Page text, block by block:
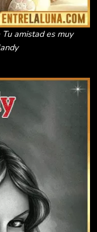
amistad es muy